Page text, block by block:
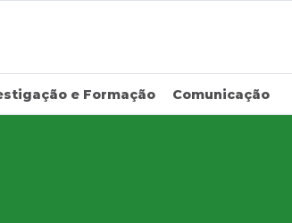
e Formação Comunicação